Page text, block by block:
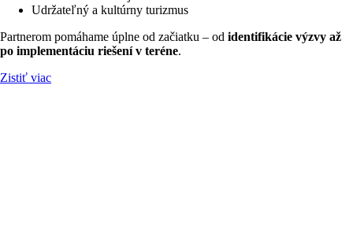
Udržateľný a kultúrny turizmus
Partnerom pomáhame úplne od začiatku – od identifikácie výzvy až
po implementáciu riešení v teréne.
Zistiť viac